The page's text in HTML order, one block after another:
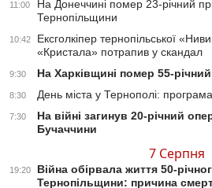
11:00
На Донеччині помер 23-річний
Тернопільщини
10:42
Ексголкіпер тернопільської
«Кристала» потрапив у скандал
9:30 На Харківщині помер 55-
8:30 День міста у Тернополі:
7:30
На війні загинув 20-річний
Бучаччини
7 Серпня
19:20
Війна обірвала життя 50-
Тернопільщини: причина